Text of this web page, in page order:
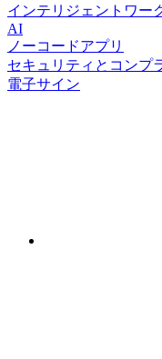
インテリジェントワー
AI
ノーコードアプリ
セキュリティとコンプ
電子サイン